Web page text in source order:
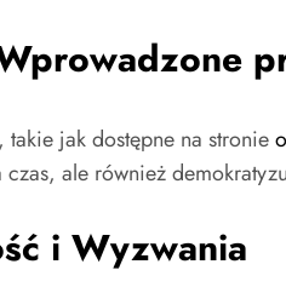
takie jak dostępne na stronie
czas, ale również
i Wyzwania